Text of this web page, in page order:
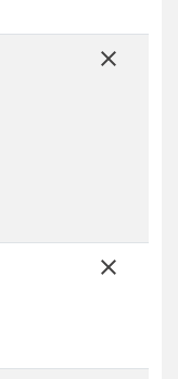
close
close